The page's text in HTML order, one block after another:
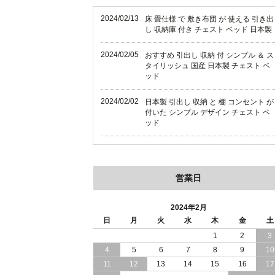
2024/02/13
床 畳仕様 で 敷き布団 が 使える 引き出
し 収納庫 付き チェスト ベッド 日本製
2024/02/05
おすすめ 引出し 収納 付 シンプル ＆ ス
タイリッシュ 国産 日本製 チェスト ベ
ッド
2024/02/02
日本製 引出し 収納 と 棚 コンセント が
付いた シンプル デザイン チェスト ベ
ッド
2024/01/24
出し 収納 付き チェスト ベッド 日本製
2024/01/06
おすすめ ヘッドボードレス 大容量 引出
し 収納 チェスト ベッド
2023/12/30
引き出し 5杯 収納庫 付き で 収納力 抜
営業日
2024年2月
日
月 火 水 木 金
土
1
2
3
4
5 6 7 8 9
10
11
12 13 14 15 16
17